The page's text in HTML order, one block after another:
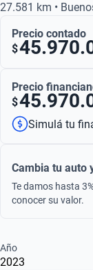
27.581 km •
Precio contado
$
Precio
$
Simulá tu
Cambia tu auto
Te damos hasta
conocer su valor.
Año
2023